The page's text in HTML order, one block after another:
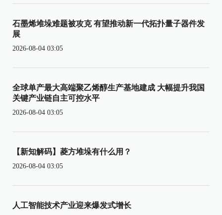
石墨烯堆垛难题被攻克 有望推动新一代拓扑量子器件发
展
2026-08-04 03:05
全球单产最大高端聚乙烯醇生产基地建成 大幅提升我国
关键产业链自主可控水平
2026-08-04 03:05
【新知解码】菱方堆垛有什么用？
2026-08-04 03:05
人工智能技术产业迎来爆发式增长